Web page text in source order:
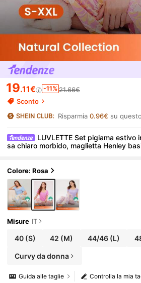
19.11€ -11% 21.66€
Sconto
Risparmia0.96€ su
LUVLETTE Set pigiama estivo
sa chiaro morbido, maglietta Henley
Colore: Rosa
Misure IT
40(S) 42 (M) 44/46(L)
Curvy da donna
Controlla la mia
Guida alle taglie